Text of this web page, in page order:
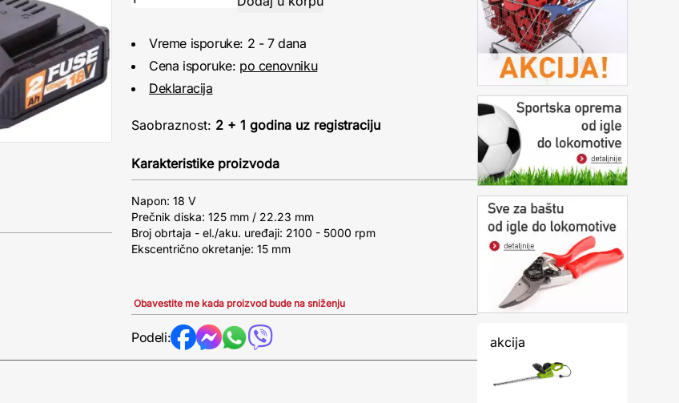
Vreme isporuke: 2 - 7 dana
Cena isporuke: po cenovniku
Deklaracija
Saobraznost: 2 + 1 godina uz registraciju
Karakteristike proizvoda
Napon: 18 V
Prečnik diska: 125 mm / 22.23 mm
Broj obrtaja - el./aku. uređaji: 2100 - 5000 rpm
Ekscentrično okretanje: 15 mm
Obavestite me kada proizvod bude na sniženju
Podeli: akcija